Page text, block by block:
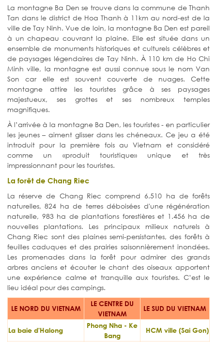
La montagne Ba Den se trouve dans la commune de Thanh
Tan dans le district de Hoa Thanh à 11km au nord-est de la
ville de Tay Ninh. Vue de loin, la montagne Ba Den est pareil
à un chapeau couvrant la plaine. Elle est située dans un
ensemble de monuments historiques et culturels célèbres et
de paysages légendaires de Tay Ninh. À 110 km de Ho Chi
Minh ville, la montagne est aussi connue sous le nom Van
Son car elle est souvent couverte de nuages. Cette
montagne attire les touristes grâce à ses paysages
majestueux, ses grottes et ses nombreux temples
magnifiques.
À l’arrivée à la montagne Ba Den, les touristes - en particulier
les jeunes – aiment glisser dans les chéneaux. Ce jeu a été
introduit pour la première fois au Vietnam et considéré
comme un «produit touristique» unique et très
impressionnant pour les touristes.
La forêt de Chang Riec
La réserve de Chang Riec comprend 6.510 ha de forêts
naturelles, 824 ha de terres déboisées d'une régénération
naturelle, 983 ha de plantations forestières et 1.456 ha de
nouvelles plantations. Les principaux milieux naturels à
Chang Riec sont des plaines semi-persistantes, des forêts à
feuilles caduques et des prairies saisonnièrement inondées.
Les promenades dans la forêt pour admirer des grands
arbres anciens et écouter le chant des oiseaux apportent
une expérience calme et tranquille aux touristes. C’est le
lieu idéal pour des campings.
LE NORD DU VIETNAM
LE CENTRE DU
VIETNAM
LE SUD DU VIETNAM
La baie d'Halong
Phong Nha - Ke
Bang
HCM ville (Sai Gon)